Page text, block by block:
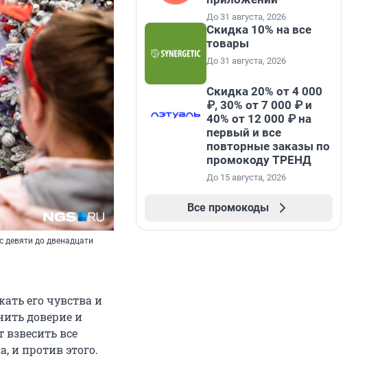
девяти до двенадцати
его чувства и
доверие и
все
и против этого.
До 31 августа, 2026
Скидка 10% на все
товары
До 31 августа, 2026
Скидка 20% от 4 000
₽, 30% от 7 000 ₽ и
40% от 12 000 ₽ на
первый и все
повторные заказы по
промокоду ТРЕНД
До 15 августа, 2026
Все промокоды